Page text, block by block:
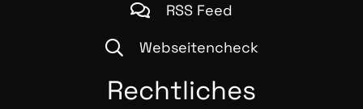
RSS Feed
Webseitencheck
Recht­li­ches